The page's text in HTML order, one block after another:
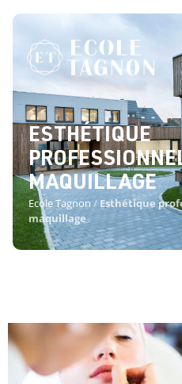
ESTHÉTIQUE
MAQUILLAGE
Ecole Tagnon/Esthétique
maquillage